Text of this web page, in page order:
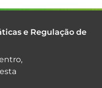
e Regulação de